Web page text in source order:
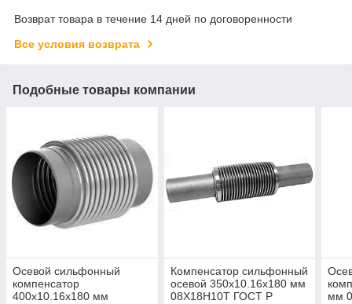
Возврат товара в течение 14 дней по договоренности
Все условия возврата
Подобные товары компании
Осевой сильфонный
компенсатор
400x10.16x180 мм
Компенсатор сильфонный
осевой 350x10.16x180 мм
08Х18Н10Т ГОСТ Р
мм